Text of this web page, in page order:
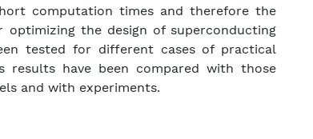
computation times and therefore the
optimizing the design of superconducting
tested for different cases of practical
results have been compared with those
and with experiments.